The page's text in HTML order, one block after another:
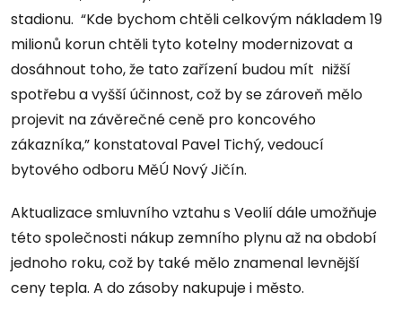
stadionu. “Kde bychom chtěli celkovým nákladem 19
milionů korun chtěli tyto kotelny modernizovat a
dosáhnout toho, že tato zařízení budou mít nižší
spotřebu a vyšší účinnost, což by se zároveň mělo
projevit na závěrečné ceně pro koncového
zákazníka,” konstatoval Pavel Tichý, vedoucí
bytového odboru MěÚ Nový Jičín.
Aktualizace smluvního vztahu s Veolií dále umožňuje
této společnosti nákup zemního plynu až na období
jednoho roku, což by také mělo znamenal levnější
ceny tepla. A do zásoby nakupuje i město.